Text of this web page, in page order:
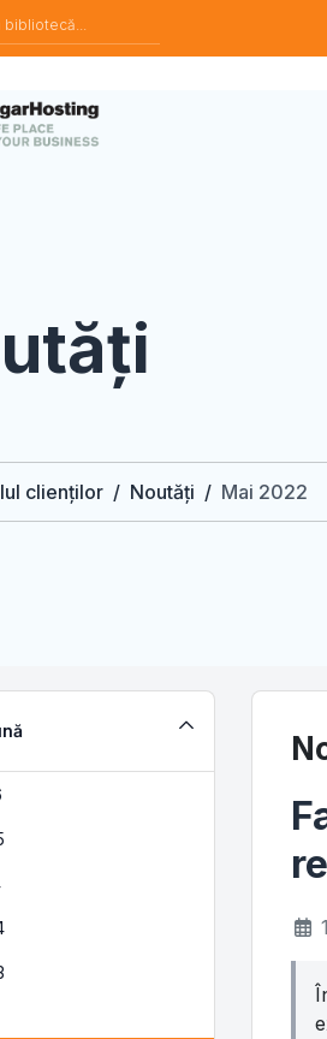
clienților Noutăți Mai 2022